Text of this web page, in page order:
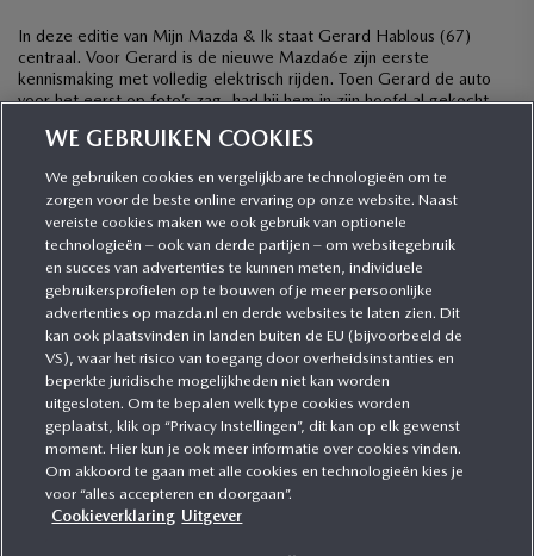
In deze editie van Mijn Mazda & Ik staat Gerard Hablous (67)
centraal. Voor Gerard is de nieuwe Mazda6e zijn eerste
kennismaking met volledig elektrisch rijden. Toen Gerard de auto
voor het eerst op foto’s zag, had hij hem in zijn hoofd al gekocht,
CATEGORIEËN
MEER INFORMATIE
MEER ERVAREN
MAZDA VOLGEN
WE GEBRUIKEN COOKIES
We gebruiken cookies en vergelijkbare technologieën om te
zorgen voor de beste online ervaring op onze website. Naast
vereiste cookies maken we ook gebruik van optionele
technologieën – ook van derde partijen – om websitegebruik
en succes van advertenties te kunnen meten, individuele
gebruikersprofielen op te bouwen of je meer persoonlijke
advertenties op mazda.nl en derde websites te laten zien. Dit
kan ook plaatsvinden in landen buiten de EU (bijvoorbeeld de
VS), waar het risico van toegang door overheidsinstanties en
beperkte juridische mogelijkheden niet kan worden
uitgesloten. Om te bepalen welk type cookies worden
geplaatst, klik op “Privacy Instellingen”, dit kan op elk gewenst
moment. Hier kun je ook meer informatie over cookies vinden.
Om akkoord te gaan met alle cookies en technologieën kies je
voor “alles accepteren en doorgaan”.
Cookieverklaring Uitgever